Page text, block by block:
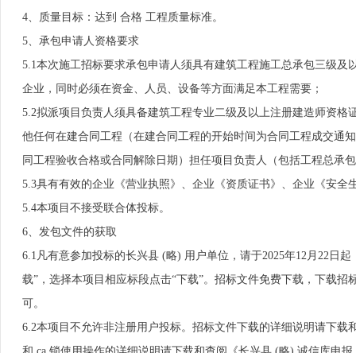
4、质量目标：达到 合格 工程质量标准。
5、承包申请人资格要求
5.1本次施工招标要求承包申请人须具有建筑工程施工总承包三级
企业，同时必须在资金、人员、设备等方面满足本工程需要；
5.2拟派项目负责人须具备建筑工程专业二级及以上注册建造师资
他任何在建合同工程（在建合同工程的开始时间为合同工程成交通
同工程验收合格或合同解除日期）担任项目负责人（包括工程总承
5.3具有有效的企业《营业执照》、企业《资质证书》、企业《安全
5.4本项目不接受联合体投标。
6、发包文件的获取
6.1凡有意参加投标的长兴县 (略) 用户单位，请于2025年12月22日
载”，选择本项目相应标段点击“下载”。招标文件免费下载，下载
可。
6.2本项目不允许非注册用户投标。招标文件下载的详细说明请下